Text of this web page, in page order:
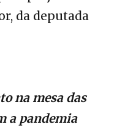
da deputada
na mesa das
a pandemia